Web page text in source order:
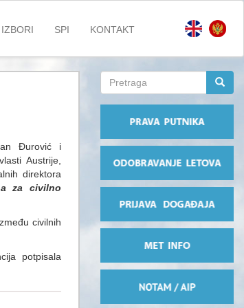
IZBORI SPI KONTAKT
Đurović i
Austrije,
direktora
za civilno
civilnih
potpisala
Search
form